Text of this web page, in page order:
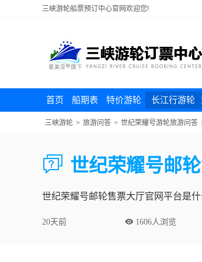
三峡游轮船票预订中心官网欢迎您!
首页 船期表 特价游轮 长江行游轮
三峡游轮 > 旅游问答 > 世纪荣耀号游轮旅游问答
 世纪荣耀号邮
世纪荣耀号邮轮售票大厅官网平台是
20天前  1606人浏览